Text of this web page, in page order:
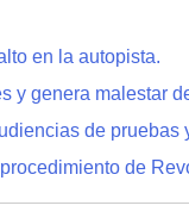
en la autopista.
y genera malestar
de pruebas
de